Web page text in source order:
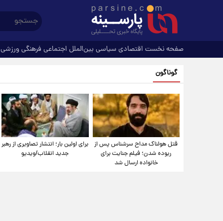
صفحه نخست اقتصادی سیاسی بین‌الملل اجتماعی فرهنگیورزشی
گوناگون
قتل هولناک مداح سرشناس پس از
ربوده شدن؛ فیلم جنایت برای
خانواده ارسال شد
برای اولین بار؛ انتشار تصاویری از رهبر
جدید انقلاب/ویدیو